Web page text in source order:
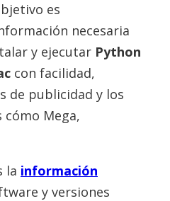
es
necesaria
y ejecutar Python
con facilidad,
de publicidad y los
Mega,
la información
y versiones